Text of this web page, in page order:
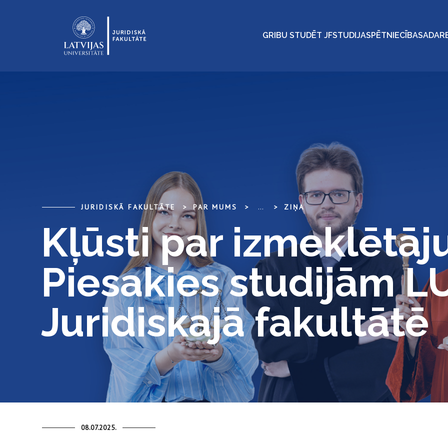
GRIBU STUDĒT JFSTUDIJASPĒTNIECĪBA
JURIDISKĀ FAKULTĀTE PAR MUMS ... ZIŅA
Kļūsti par
Piesakies studijām
Juridiskajā fakultātē
08.07.2025.